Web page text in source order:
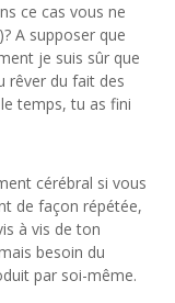
ce cas vous ne
A supposer que
je suis sûr que
rêver du fait des
temps, tu as fini
cérébral si vous
de façon répétée,
à vis de ton
besoin du
par soi-même.